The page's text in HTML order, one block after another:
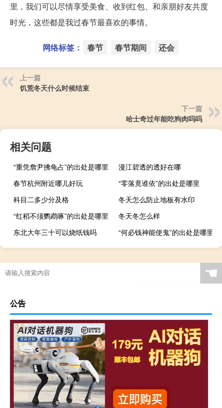
里，我们可以尽情享受美食、收到红包、和亲朋好友共度
时光，这些都是我过春节最喜欢的事情。
网络标签： 春节 春节期间 还会
上一篇
饥荒冬天什么时候结束
下一篇
哈士奇过年能吃狗肉吗吗
相关问题
“重凭詹尹拂龟占”的出处是哪里
漫江碧透的透好在哪
春节杭州附近哪儿好玩
“零落竟谁依”的出处是哪里
科目二多少分及格
冬天怎么防止地板有水印
“红稻不须鹦鹉啄”的出处是哪里
冬天冬怎么样
东北大年三十可以烧纸钱吗
“何必钱神能使鬼”的出处是哪里
☚
公告